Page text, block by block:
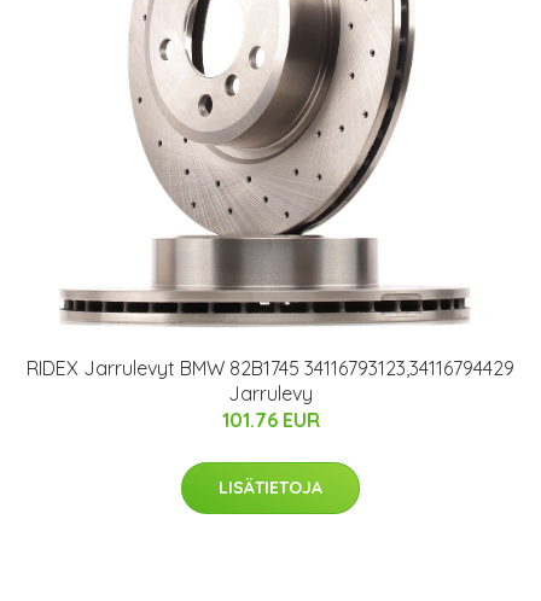
RIDEX Jarrulevyt BMW 82B1745 34116793123,34116794429
Jarrulevy
101.76 EUR
LISÄTIETOJA